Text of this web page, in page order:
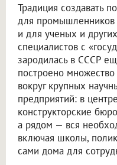
Традиция создавать
для промышленников
и для ученых и
специалистов с
зародилась в СССР
построено множество
вокруг крупных
предприятий: в
конструкторские
а рядом — вся
включая школы,
сами дома для